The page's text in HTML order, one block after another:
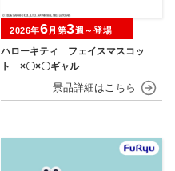
ハローキティ フェイスマスコッ
ト ×〇×〇ギャル
2026年6月第3週～登場